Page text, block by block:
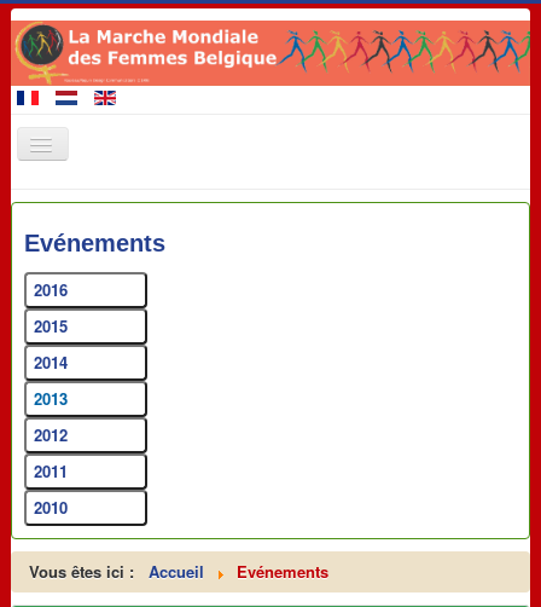
Accueil
Membres de la Marche
A venir 2020
Evénements
Revendications
Matériel de promotion
Contact
Liens
Evénements
2016
2015
2014
2013
2012
2011
2010
Vous êtes ici : Accueil Evénements